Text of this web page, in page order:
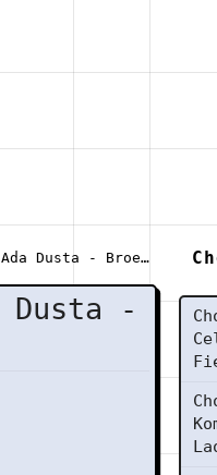
- Broery Marantika
Dusta -